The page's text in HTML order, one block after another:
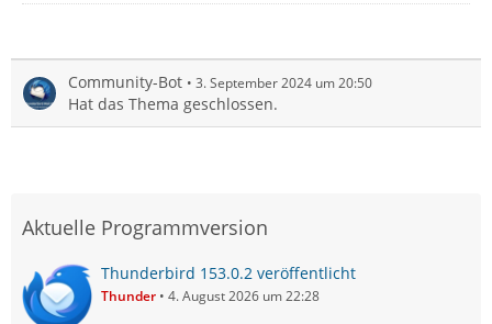
Community-Bot 3. September 2024 um 20:50
Hat das Thema geschlossen.
Aktuelle Programmversion
Thunderbird 153.0.2 veröffentlicht
Thunder 4. August 2026 um 22:28